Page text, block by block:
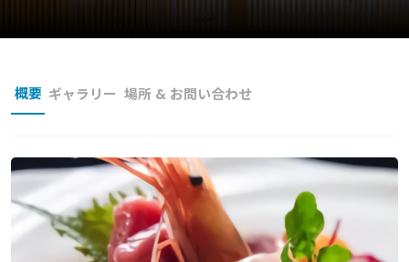
概要 ギャラリー 場所 & お問い合わせ